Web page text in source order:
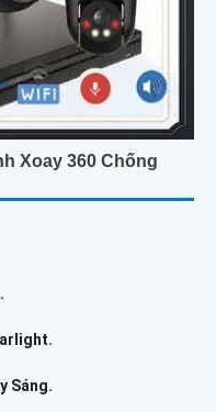
Xoay 360 Chống
Sáng.